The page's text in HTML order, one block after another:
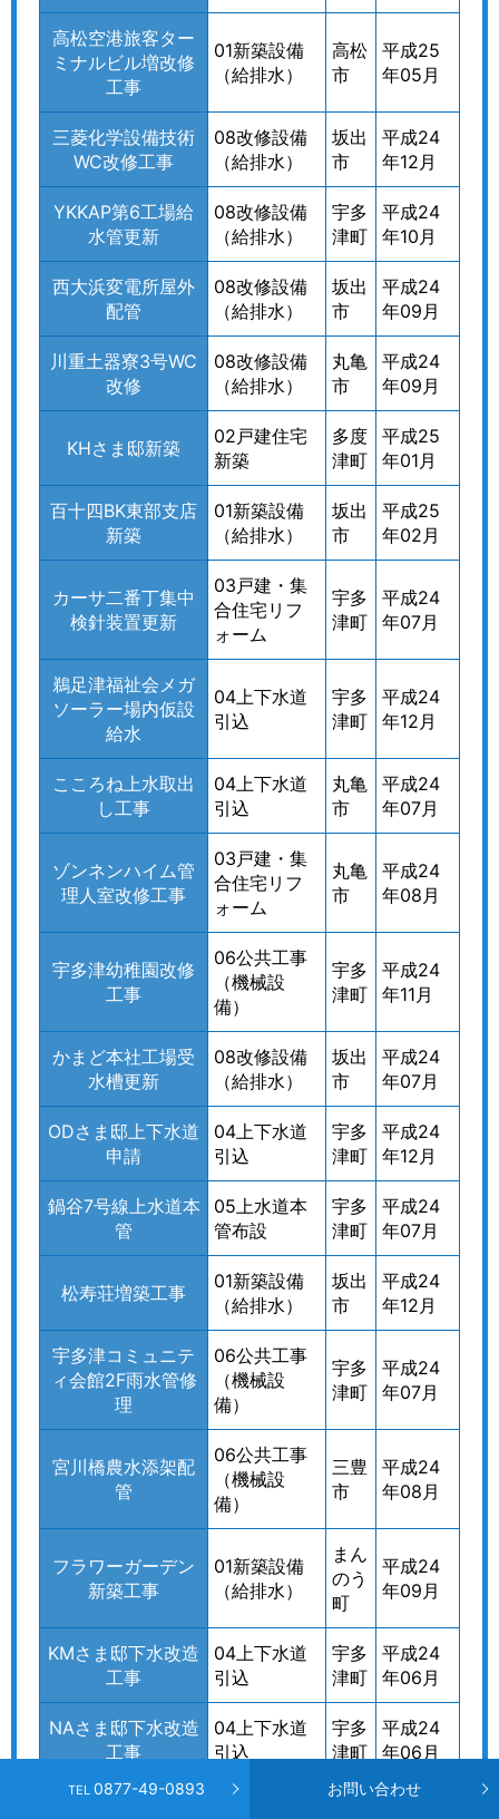
TEL 0877-49-0893 お問い合わせ
高松空港旅客ター
ミナルビル増改修
工事
01新築設備
（給排水）
高松
市
平成25
年05月
三菱化学設備技術
WC改修工事
08改修設備
（給排水）
坂出
市
平成24
年12月
YKKAP第6工場給
水管更新
08改修設備
（給排水）
宇多
津町
平成24
年10月
西大浜変電所屋外
配管
08改修設備
（給排水）
坂出
市
平成24
年09月
川重土器寮3号WC
改修
08改修設備
（給排水）
丸亀
市
平成24
年09月
KHさま邸新築
02戸建住宅
新築
多度
津町
平成25
年01月
百十四BK東部支店
新築
01新築設備
（給排水）
坂出
市
平成25
年02月
カーサ二番丁集中
検針装置更新
03戸建・集
合住宅リフ
ォーム
宇多
津町
平成24
年07月
鵜足津福祉会メガ
ソーラー場内仮設
給水
04上下水道
引込
宇多
津町
平成24
年12月
こころね上水取出
し工事
04上下水道
引込
丸亀
市
平成24
年07月
ゾンネンハイム管
理人室改修工事
03戸建・集
合住宅リフ
ォーム
丸亀
市
平成24
年08月
宇多津幼稚園改修
工事
06公共工事
（機械設
備）
宇多
津町
平成24
年11月
かまど本社工場受
水槽更新
08改修設備
（給排水）
坂出
市
平成24
年07月
ODさま邸上下水道
申請
04上下水道
引込
宇多
津町
平成24
年12月
鍋谷7号線上水道本
管
05上水道本
管布設
宇多
津町
平成24
年07月
松寿荘増築工事
01新築設備
（給排水）
坂出
市
平成24
年12月
宇多津コミュニテ
ィ会館2F雨水管修
理
06公共工事
（機械設
備）
宇多
津町
平成24
年07月
宮川橋農水添架配
管
06公共工事
（機械設
備）
三豊
市
平成24
年08月
フラワーガーデン
新築工事
01新築設備
（給排水）
まん
のう
町
平成24
年09月
KMさま邸下水改造
工事
04上下水道
引込
宇多
津町
平成24
年06月
NAさま邸下水改造
工事
04上下水道
引込
宇多
津町
平成24
年06月
SMさま店舗下水改
04上下水道
宇多
平成24